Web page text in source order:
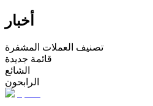
كن متداول نسخ
الأرباح وعمولات نسخ التداول
أخبار
تصنيف العملات المشفرة
قائمة جديدة
الشائع
الرابحون